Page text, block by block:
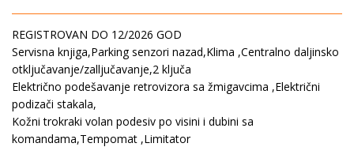
REGISTROVAN DO 12/2026 GOD
Servisna knjiga,Parking senzori nazad,Klima ,Centralno daljinsko
otključavanje/zalljučavanje,2 ključa
Električno podešavanje retrovizora sa žmigavcima ,Električni
podizači stakala,
Kožni trokraki volan podesiv po visini i dubini sa
komandama,Tempomat ,Limitator